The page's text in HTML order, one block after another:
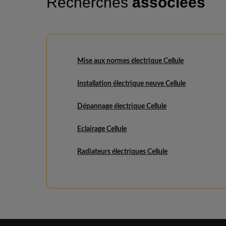
Mise aux normes électrique Cellule
Installation électrique neuve Cellule
Dépannage électrique Cellule
Eclairage Cellule
Radiateurs électriques Cellule